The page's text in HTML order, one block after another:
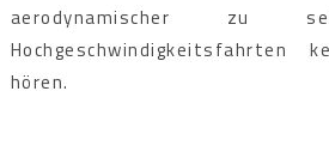
aerodynamischer
Hochgeschwindigkeitsfahrten
hören.